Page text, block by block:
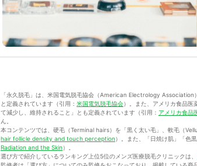
「永久脱毛」は、米国電気脱毛協会（American Electrology Association
と定義されています（引用： 米国電気脱毛協会）。また、アメリカ食品医
て減少し、維持されること」とも定義されています（引用： アメリカ食品
ん。
本コンテンツでは、硬毛（Terminal hairs）を「黒く太い毛」、軟毛（
hair follicle density and touch perception）。また、「日焼け肌」「色
Radiation and the Skin）。
選び方で紹介しているランキング上位5位のメンズ医療脱毛クリニックは、